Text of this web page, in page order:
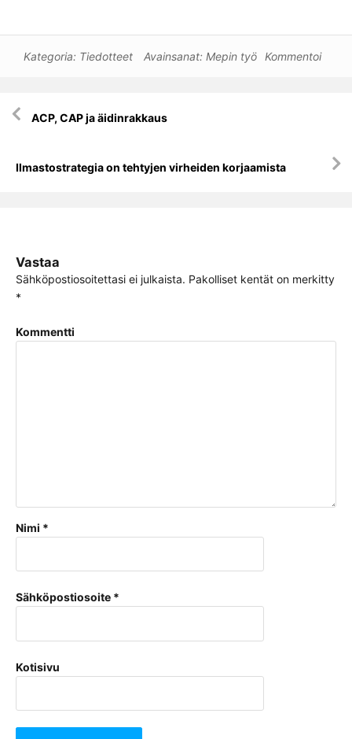
Kategoria: Tiedotteet Avainsanat: Mepin työ Kommentoi
Artikkelien
selausACP, CAP ja äidinrakkaus
Ilmastostrategia on tehtyjen virheiden korjaamista
Vastaa
Sähköpostiosoitettasi ei julkaista. Pakolliset kentät on merkitty
*
Kommentti
Nimi *
Sähköpostiosoite *
Kotisivu